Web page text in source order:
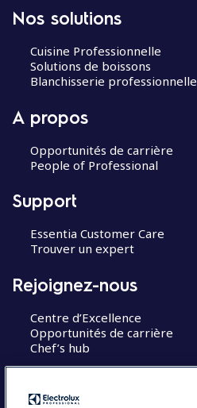
Nos solutions
Cuisine Professionnelle
Solutions de boissons
Blanchisserie professionnelle
A propos
Opportunités de carrière
People of Professional
Support
Essentia Customer Care
Trouver un expert
Rejoignez-nous
Centre d’Excellence
Opportunités de carrière
Chef’s hub